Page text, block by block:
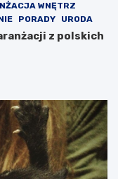
WNĘTRZ
PORADY URODA
z polskich